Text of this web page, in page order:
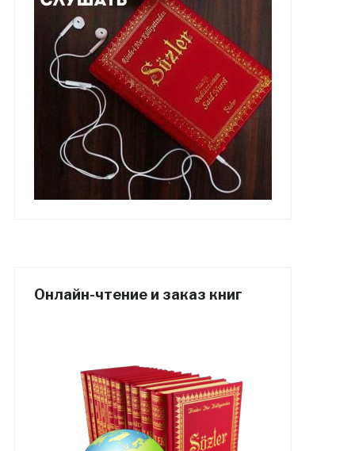
Онлайн-чтение и заказ книг